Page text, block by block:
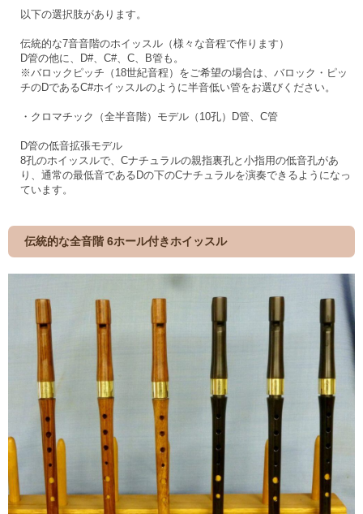
以下の選択肢があります。
伝統的な7音音階のホイッスル（様々な音程で作ります）
D管の他に、D#、C#、C、B管も。
※バロックピッチ（18世紀音程）をご希望の場合は、バロック・ピッ
チのDであるC#ホイッスルのように半音低い管をお選びください。
・クロマチック（全半音階）モデル（10孔）D管、C管
D管の低音拡張モデル
8孔のホイッスルで、Cナチュラルの親指裏孔と小指用の低音孔があ
り、通常の最低音であるDの下のCナチュラルを演奏できるようになっ
ています。
伝統的な全音階 6ホール付きホイッスル